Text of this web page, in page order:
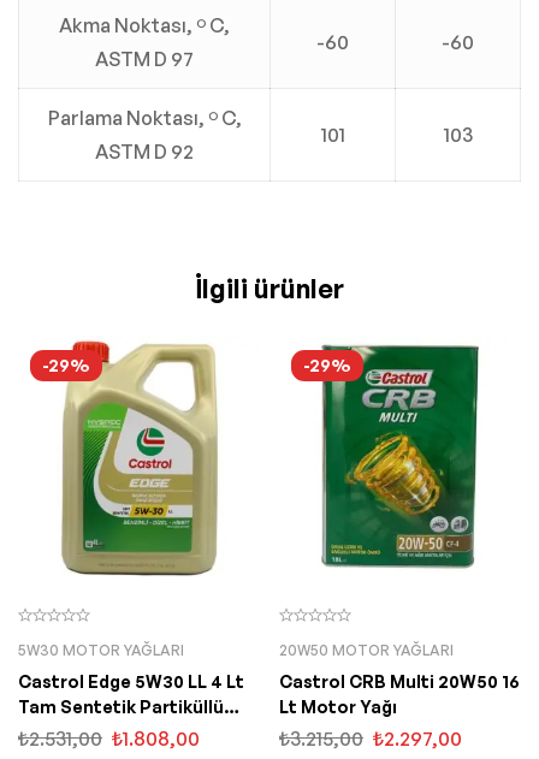
Akma Noktası, º C,
ASTM D 97
-60 -60
Parlama Noktası, º C,
ASTM D 92
101 103
İlgili ürünler
-29%
5W30 MOTOR YAĞLARI
Castrol Edge 5W30 LL 4 Lt
Tam Sentetik Partiküllü
Motor Yağı
₺2.531,00 ₺1.808,00
-29%
20W50 MOTOR YAĞLARI
Castrol CRB Multi 20W50 16
Lt Motor Yağı
₺3.215,00 ₺2.297,00